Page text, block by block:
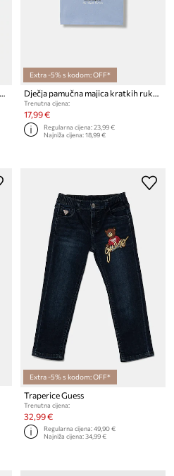
Dječja pamučna majica kratkih rukava Guess
Extra -5% s kodom: OFF*
Dječja pamučna majica kratkih rukava Guess
Trenutna cijena:
17,99 €
Regularna cijena:23,99 €
Najniža cijena:18,99 €
Extra -5% s kodom: OFF*
Traperice Guess
Trenutna cijena:
32,99 €
Regularna cijena:49,90 €
Najniža cijena:34,99 €